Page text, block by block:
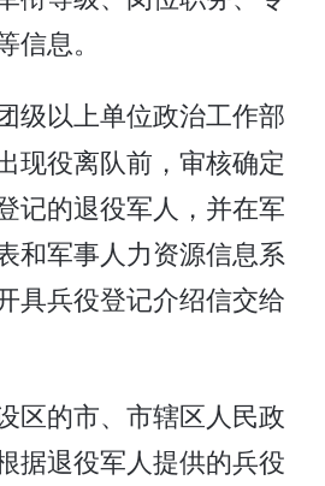
息。
级以上单位政治工作部
现役离队前，审核确定
记的退役军人，并在军
和军事人力资源信息系
具兵役登记介绍信交给
区的市、市辖区人民政
据退役军人提供的兵役